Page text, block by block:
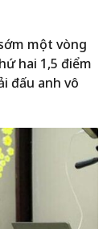
một vòng
hai 1,5 điểm
đấu anh vô